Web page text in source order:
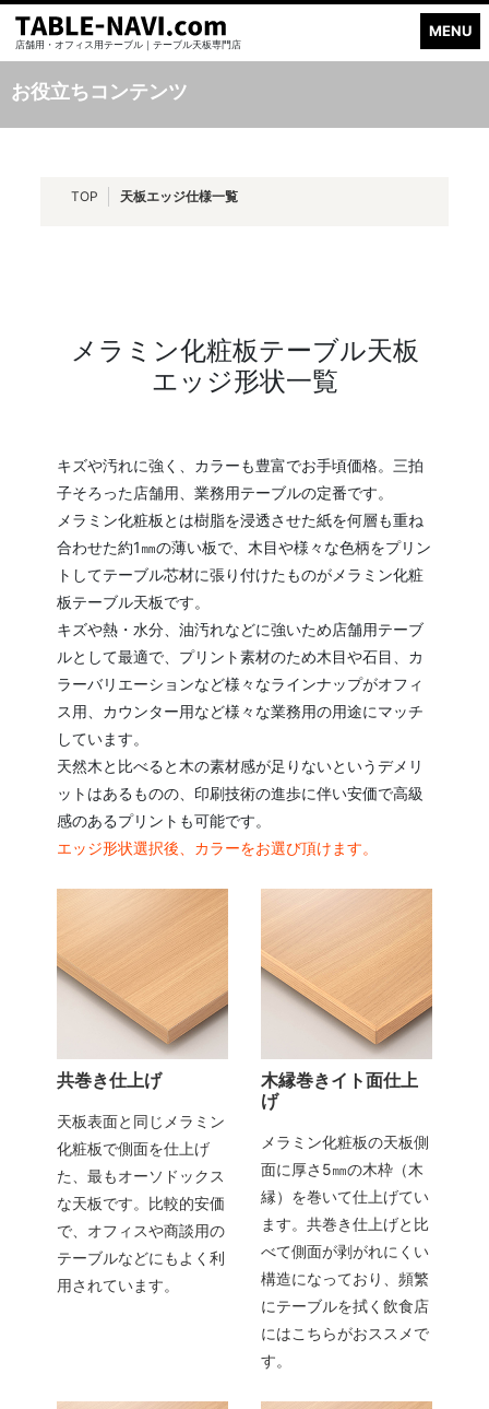
店舗用・オフィス用テーブル｜テーブル天板専門店
MENU
お役立ちコンテンツ
TOP 天板エッジ仕様一覧
メラミン化粧板テーブル天板
エッジ形状一覧
キズや汚れに強く、カラーも豊富でお手頃価格。三拍
子そろった店舗用、業務用テーブルの定番です。
メラミン化粧板とは樹脂を浸透させた紙を何層も重ね
合わせた約1㎜の薄い板で、木目や様々な色柄をプリン
トしてテーブル芯材に張り付けたものがメラミン化粧
板テーブル天板です。
キズや熱・水分、油汚れなどに強いため店舗用テーブ
ルとして最適で、プリント素材のため木目や石目、カ
ラーバリエーションなど様々なラインナップがオフィ
ス用、カウンター用など様々な業務用の用途にマッチ
しています。
天然木と比べると木の素材感が足りないというデメリ
ットはあるものの、印刷技術の進歩に伴い安価で高級
感のあるプリントも可能です。
エッジ形状選択後、カラーをお選び頂けます。
共巻き仕上げ
天板表面と同じメラミン
化粧板で側面を仕上げ
た、最もオーソドックス
な天板です。比較的安価
で、オフィスや商談用の
テーブルなどにもよく利
用されています。
木縁巻きイト面仕上
げ
メラミン化粧板の天板側
面に厚さ5㎜の木枠（木
縁）を巻いて仕上げてい
ます。共巻き仕上げと比
べて側面が剥がれにくい
構造になっており、頻繁
にテーブルを拭く飲食店
にはこちらがおススメで
す。